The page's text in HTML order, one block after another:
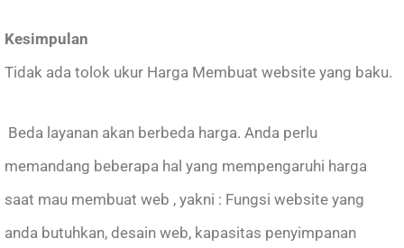
Kesimpulan
Tidak ada tolok ukur Harga Membuat website yang baku.
Beda layanan akan berbeda harga. Anda perlu
memandang beberapa hal yang mempengaruhi harga
saat mau membuat web , yakni : Fungsi website yang
anda butuhkan, desain web, kapasitas penyimpanan